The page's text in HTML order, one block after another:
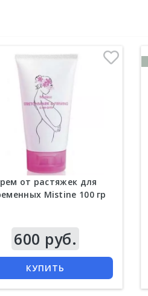
от растяжек для
Mistine 100 гр
600 руб.
КУПИТЬ